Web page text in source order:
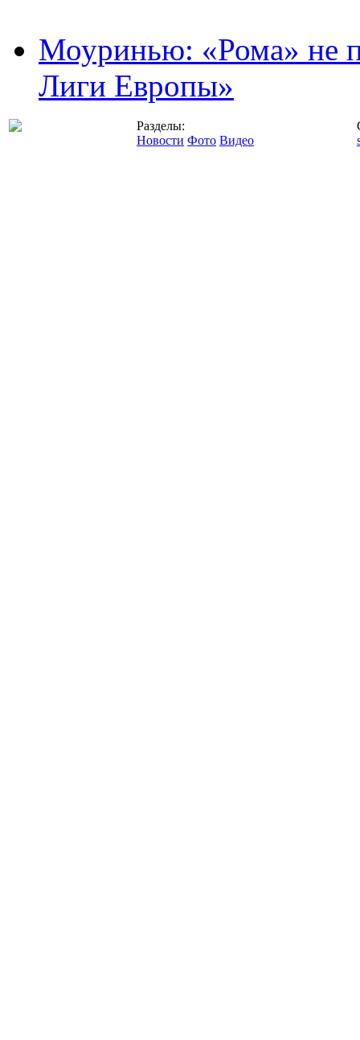
Моуринью: «Рома» не
Лиги Европы»
Разделы:
Новости Фото Видео